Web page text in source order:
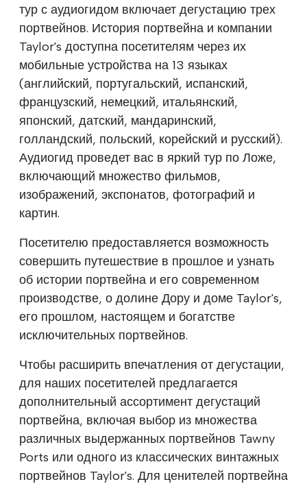
тур с аудиогидом включает дегустацию трех
портвейнов. История портвейна и компании
Taylor's доступна посетителям через их
мобильные устройства на 13 языках
(английский, португальский, испанский,
французский, немецкий, итальянский,
японский, датский, мандаринский,
голландский, польский, корейский и русский).
Аудиогид проведет вас в яркий тур по Ложе,
включающий множество фильмов,
изображений, экспонатов, фотографий и
картин.
Посетителю предоставляется возможность
совершить путешествие в прошлое и узнать
об истории портвейна и его современном
производстве, о долине Дору и доме Taylor's,
его прошлом, настоящем и богатстве
исключительных портвейнов.
Чтобы расширить впечатления от дегустации,
для наших посетителей предлагается
дополнительный ассортимент дегустаций
портвейна, включая выбор из множества
различных выдержанных портвейнов Tawny
Ports или одного из классических винтажных
портвейнов Taylor's. Для ценителей портвейна